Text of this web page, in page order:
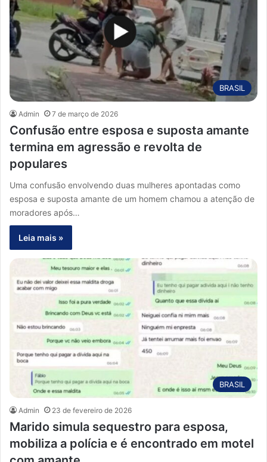
BRASIL
Admin 7 de março de 2026
Confusão entre esposa e suposta amante
termina em agressão e revolta de
populares
Uma confusão envolvendo duas mulheres apontadas como
esposa e suposta amante de um homem chamou a atenção de
moradores após…
Leia mais »
BRASIL
Admin 23 de fevereiro de 2026
Marido simula sequestro para esposa,
mobiliza a polícia e é encontrado em motel